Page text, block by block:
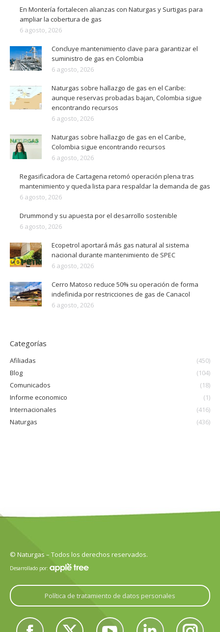
En Montería fortalecen alianzas con Naturgas y Surtigas para
ampliar la cobertura de gas
6 agosto, 2026
Concluye mantenimiento clave para garantizar el
suministro de gas en Colombia
6 agosto, 2026
Naturgas sobre hallazgo de gas en el Caribe:
aunque reservas probadas bajan, Colombia sigue
encontrando recursos
6 agosto, 2026
Naturgas sobre hallazgo de gas en el Caribe,
Colombia sigue encontrando recursos
6 agosto, 2026
Regasificadora de Cartagena retomó operación plena tras
mantenimiento y queda lista para respaldar la demanda de gas
6 agosto, 2026
Drummond y su apuesta por el desarrollo sostenible
6 agosto, 2026
Ecopetrol aportará más gas natural al sistema
nacional durante mantenimiento de SPEC
6 agosto, 2026
Cerro Matoso reduce 50% su operación de forma
indefinida por restricciones de gas de Canacol
6 agosto, 2026
Categorías
Afiliadas
(450)
Blog
(104)
Comunicados
(18)
Informe economico
(1)
Internacionales
(416)
Naturgas
(436)
© Naturgas – Todos los derechos reservados.
Desarrollado por:
Política de tratamiento de datos personales
Encuéntranos en: